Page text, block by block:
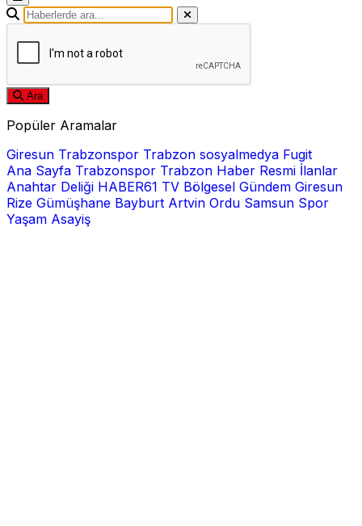
Ara
Popüler Aramalar
Giresun Trabzonspor Trabzon sosyalmedya Fugit
Ana Sayfa Trabzonspor Trabzon Haber Resmi İlanlar
Anahtar Deliği HABER61 TV Bölgesel Gündem Giresun
Rize Gümüşhane Bayburt Artvin Ordu Samsun Spor
Yaşam Asayiş